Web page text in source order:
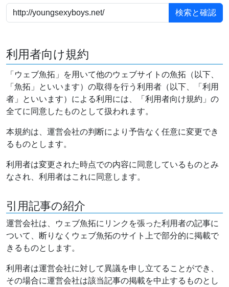
利用者向け規約
「ウェブ魚拓」を用いて他のウェブサイトの魚拓（以下、
「魚拓」といいます）の取得を行う利用者（以下、「利用
者」といいます）による利用には、「利用者向け規約」の
全てに同意したものとして扱われます。
本規約は、運営会社の判断により予告なく任意に変更でき
るものとします。
利用者は変更された時点での内容に同意しているものとみ
なされ、利用者はこれに同意します。
引用記事の紹介
運営会社は、ウェブ魚拓にリンクを張った利用者の記事に
ついて、断りなくウェブ魚拓のサイト上で部分的に掲載で
きるものとします。
利用者は運営会社に対して異議を申し立てることができ、
その場合に運営会社は該当記事の掲載を中止するものとし